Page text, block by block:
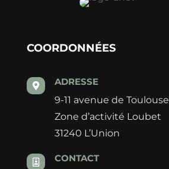
COORDONNÉES

ADRESSE
9-11 avenue de Toulouse
Zone d’activité Loubet
31240 L’Union

CONTACT